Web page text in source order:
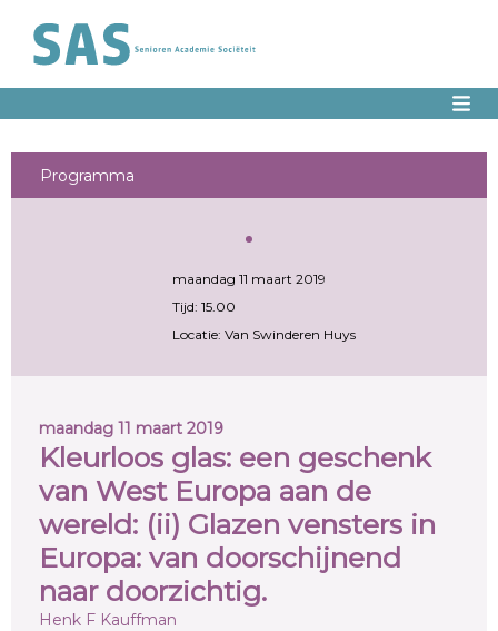
Programma
maandag 11 maart 2019
Tijd: 15.00
Locatie: Van Swinderen Huys
maandag 11 maart 2019
Kleurloos glas: een geschenk
van West Europa aan de
wereld: (ii) Glazen vensters in
Europa: van doorschijnend
naar doorzichtig.
Henk F Kauffman